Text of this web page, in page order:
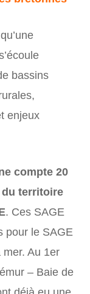
bassins
enjeux
compte 20
du territoire
. Ces SAGE
pour le SAGE
Au 1er
– Baie de